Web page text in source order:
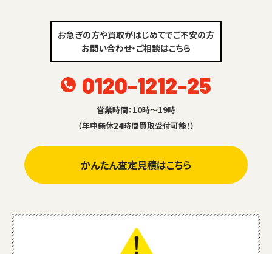
お急ぎの方や買取がはじめてでご不安の方
お問い合わせ・ご相談はこちら
0120-1212-25
営業時間：10時～19時
（年中無休24時間買取受付可能！）
かんたん査定見積はこちら